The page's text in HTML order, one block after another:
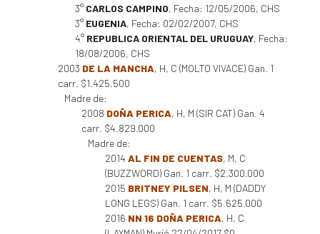
3° CARLOS CAMPINO, Fecha: 12/05/2006, CHS
3° EUGENIA, Fecha: 02/02/2007, CHS
4° REPUBLICA ORIENTAL DEL URUGUAY, Fecha:
18/08/2006, CHS
2003 DE LA MANCHA, H, C (MOLTO VIVACE) Gan. 1
carr. $1.425.500
Madre de:
2008 DOÑA PERICA, H, M (SIR CAT) Gan. 4
carr. $4.829.000
Madre de:
2014 AL FIN DE CUENTAS, M, C
(BUZZWORD) Gan. 1 carr. $2.300.000
2015 BRITNEY PILSEN, H, M (DADDY
LONG LEGS) Gan. 1 carr. $5.625.000
2016 NN 16 DOÑA PERICA, H, C